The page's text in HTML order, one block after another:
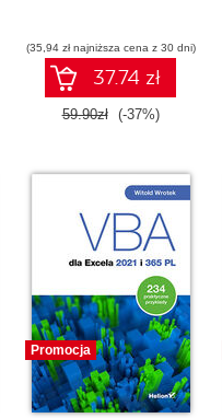
(35,94 zł najniższa cena z 30 dni)
37.74 zł
59.90zł (-37%)
Promocja